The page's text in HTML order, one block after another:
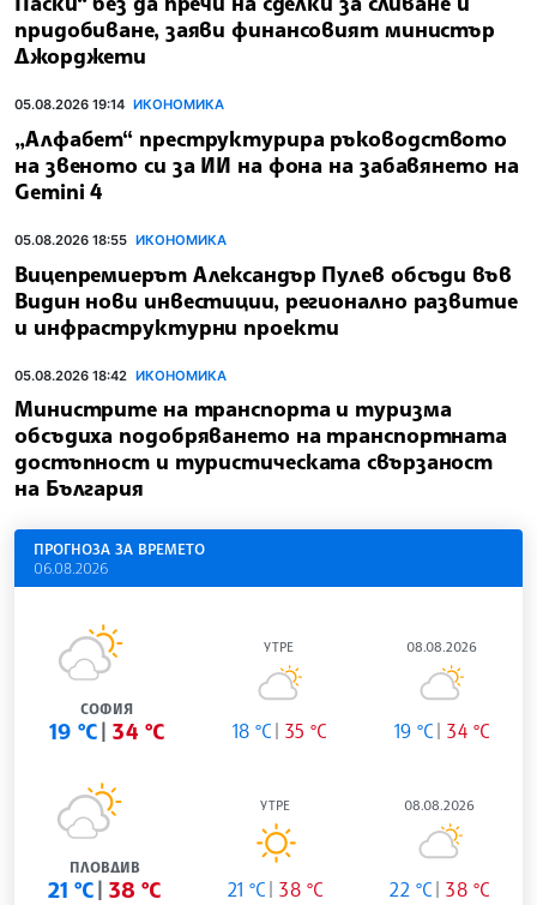
придобиване, заяви финансовият министър
Джорджети
05.08.2026 19:14 ИКОНОМИКА
„Алфабет“ преструктурира ръководството
на звеното си за ИИ на фона на забавянето на
Gemini 4
05.08.2026 18:55 ИКОНОМИКА
Вицепремиерът Александър Пулев обсъди във
Видин нови инвестиции, регионално развитие
и инфраструктурни проекти
05.08.2026 18:42 ИКОНОМИКА
Министрите на транспорта и туризма
обсъдиха подобряването на транспортната
достъпност и туристическата свързаност
на България
ПРОГНОЗА ЗА ВРЕМЕТО
06.08.2026
СОФИЯ
19 °C 34 °C
УТРЕ
18 °C 35 °C
08.08.2026
19 °C 34 °C
ПЛОВДИВ
21 °C 38 °C
УТРЕ
21 °C 38 °C
08.08.2026
22 °C 38 °C